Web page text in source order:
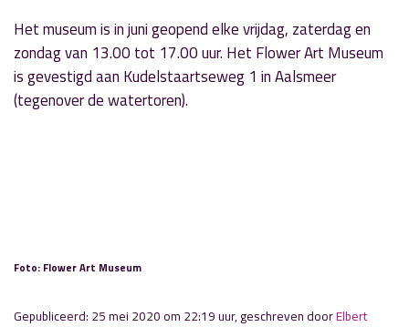
Het museum is in juni geopend elke vrijdag, zaterdag en
zondag van 13.00 tot 17.00 uur. Het Flower Art Museum
is gevestigd aan Kudelstaartseweg 1 in Aalsmeer
(tegenover de watertoren).
Foto: Flower Art Museum
Gepubliceerd: 25 mei 2020 om 22:19 uur, geschreven doorElbert